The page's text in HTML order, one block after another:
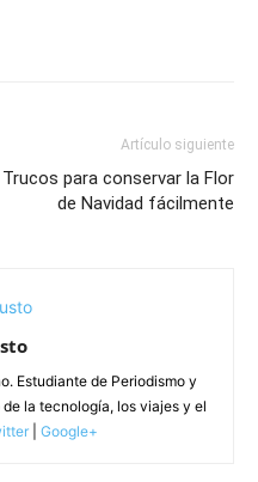
Artículo siguiente
Trucos para conservar la Flor
de Navidad fácilmente
Estudiante de Periodismo y
la tecnología, los viajes y el
Google+